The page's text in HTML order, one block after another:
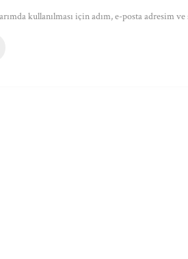
kullanılması için adım, e-posta adresim